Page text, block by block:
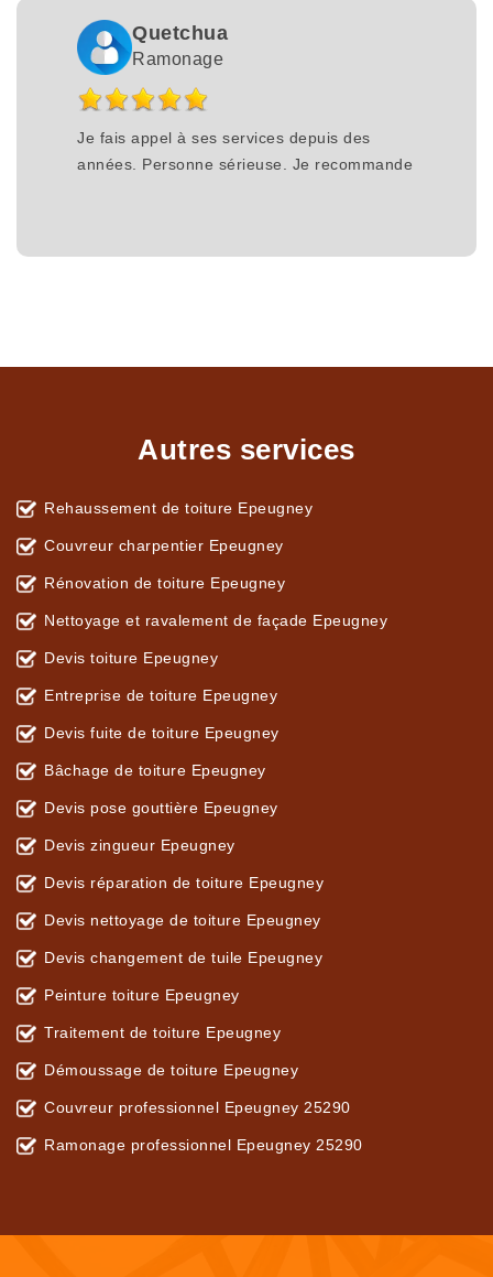
Quetchua
Ramonage
Je fais appel à ses services depuis des
années. Personne sérieuse. Je recommande
Autres services
Rehaussement de toiture Epeugney
Couvreur charpentier Epeugney
Rénovation de toiture Epeugney
Nettoyage et ravalement de façade Epeugney
Devis toiture Epeugney
Entreprise de toiture Epeugney
Devis fuite de toiture Epeugney
Bâchage de toiture Epeugney
Devis pose gouttière Epeugney
Devis zingueur Epeugney
Devis réparation de toiture Epeugney
Devis nettoyage de toiture Epeugney
Devis changement de tuile Epeugney
Peinture toiture Epeugney
Traitement de toiture Epeugney
Démoussage de toiture Epeugney
Couvreur professionnel Epeugney 25290
Ramonage professionnel Epeugney 25290